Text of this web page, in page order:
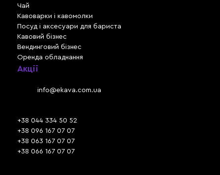
Чай
Кавоварки і кавомолки
Посуд і аксесуари для бариста
Кавовий бізнес
Вендинговий бізнес
Оренда обладнання
Акції
info@ekava.com.ua
+38 044 334 50 52
+38 096 167 07 07
+38 063 167 07 07
+38 066 167 07 07